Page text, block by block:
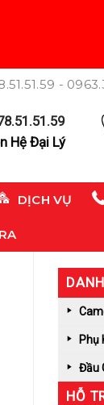
-
Hệ Đại Lý
DỊCH VỤ
Phụ
Đầu
HỖ